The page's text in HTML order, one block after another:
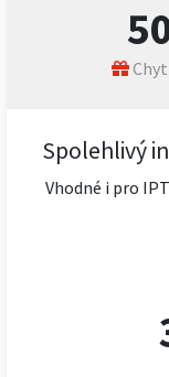
Spolehlivý
Vhodné i pro